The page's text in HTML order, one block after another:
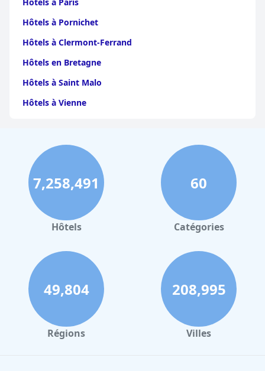
son personnel, promettant aux clients un séjour mémorable et
agréable à Naantali.
Hôtels à Pornichet
Hôtels à Clermont-Ferrand
Hôtels en Bretagne
Hôtels à Saint Malo
Hôtels à Vienne
Hôtels à Perpignan
Hôtels au Grand-Bornand
Hôtels à Strasbourg
Hôtels à Valence
Hôtels à Gerardmer
Hôtels à La Bresse
Hôtels à Portet-sur-Garonne
Hôtels à Quiberon
Hôtels à Cluny
7,258,491
Hôtels
60
Catégories
49,804
Régions
208,995
Villes